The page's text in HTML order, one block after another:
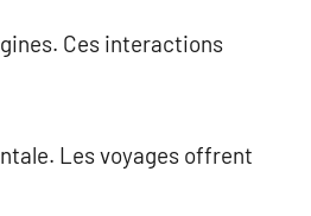
Ces interactions
Les voyages offrent